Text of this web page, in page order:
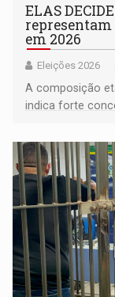
ELAS
representam
em 2026
Eleições 2026
A composição
indica forte